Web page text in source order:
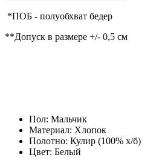
*ПОБ - полуобхват бедер
**Допуск в размере +/- 0,5 см
Пол: Мальчик
Материал: Хлопок
Полотно: Кулир (100% х/б)
Цвет: Белый